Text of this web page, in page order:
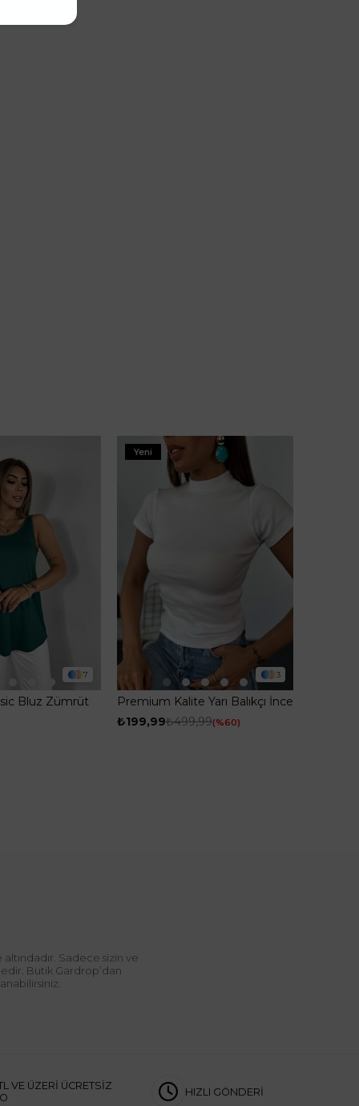
7
Bluz Zümrüt
3
Premium Kalite Yarı Balıkçı İnce
Fitilli Body Bluz Beyaz
₺199,99₺499,99 %60
Yeni
Sadece sizin ve
Butik Gardrop’dan
VE ÜZERİ ÜCRETSİZ
HIZLI GÖNDERİ